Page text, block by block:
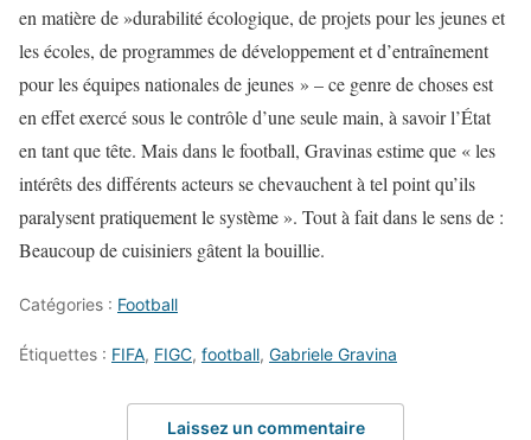
en matière de »durabilité écologique, de projets pour les jeunes et
les écoles, de programmes de développement et d’entraînement
pour les équipes nationales de jeunes » – ce genre de choses est
en effet exercé sous le contrôle d’une seule main, à savoir l’État
en tant que tête. Mais dans le football, Gravinas estime que « les
intérêts des différents acteurs se chevauchent à tel point qu’ils
paralysent pratiquement le système ». Tout à fait dans le sens de :
Beaucoup de cuisiniers gâtent la bouillie.
Catégories : Football
Étiquettes : FIFA, FIGC, football, Gabriele Gravina
Laissez un commentaire